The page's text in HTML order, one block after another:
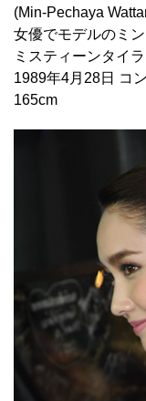
(Min-Pechaya
女優でモデルのミ
ミスティーンタイ
1989年4月28日 コ
165cm